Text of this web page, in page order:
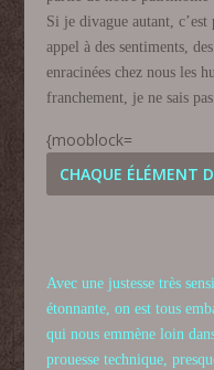
Si je divague autant,
appel à des sentiments,
enracinées chez nous les
franchement, je ne sais
{mooblock=
CHAQUE ÉLÉMENT
Avec une justesse très
étonnante, on est tous
qui nous emmène loin
prouesse technique,